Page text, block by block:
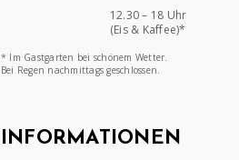
12.30 – 18 Uhr
(Eis & Kaffee)*
* Im Gastgarten bei schönem Wetter.
Bei Regen nachmittags geschlossen.
INFORMATIONEN